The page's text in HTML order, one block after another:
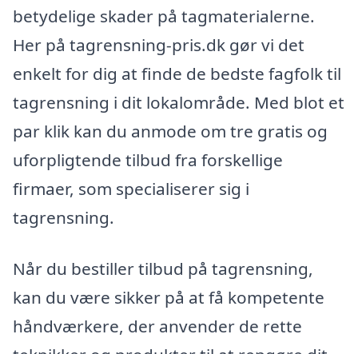
betydelige skader på tagmaterialerne.
Her på tagrensning-pris.dk gør vi det
enkelt for dig at finde de bedste fagfolk til
tagrensning i dit lokalområde. Med blot et
par klik kan du anmode om tre gratis og
uforpligtende tilbud fra forskellige
firmaer, som specialiserer sig i
tagrensning.
Når du bestiller tilbud på tagrensning,
kan du være sikker på at få kompetente
håndværkere, der anvender de rette